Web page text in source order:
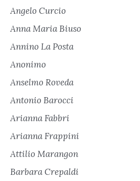
Angelo Curcio
Anna Maria Biuso
Annino La Posta
Anonimo
Anselmo Roveda
Antonio Barocci
Arianna Fabbri
Arianna Frappini
Attilio Marangon
Barbara Crepaldi